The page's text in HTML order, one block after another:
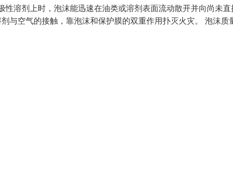
溶剂上时，泡沫能迅速在油类或溶剂表面流动散开并向尚未
与空气的接触，靠泡沫和保护膜的双重作用扑灭火灾。 泡沫质